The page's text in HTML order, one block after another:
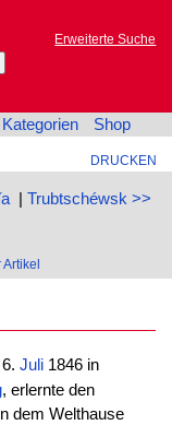
Erweiterte Suche
Kategorien Shop
DRUCKEN
| Trubtschéwsk >>
6.Juli 1846 in
, erlernte den
dem Welthause